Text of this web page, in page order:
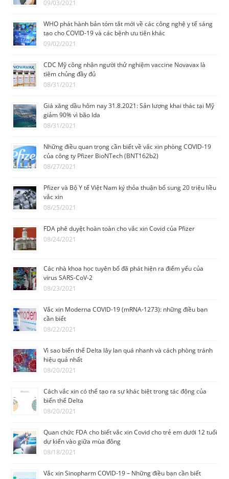
09/03/2021
WHO phát hành bản tóm tắt mới về các công nghệ y tế sáng
tạo cho COVID-19 và các bệnh ưu tiên khác
09/02/2021
CDC Mỹ công nhận người thử nghiệm vaccine Novavax là
tiêm chủng đầy đủ
08/31/2021
Giá xăng dầu hôm nay 31.8.2021: Sản lượng khai thác tại Mỹ
giảm 90% vì bão Ida
08/31/2021
Những điều quan trọng cần biết về vắc xin phòng COVID-19
của công ty Pfizer BioNTech (BNT162b2)
08/27/2021
Pfizer và Bộ Y tế Việt Nam ký thỏa thuận bổ sung 20 triệu liều
vắc xin
08/25/2021
FDA phê duyệt hoàn toàn cho vắc xin Covid của Pfizer
08/24/2021
Các nhà khoa học tuyêп bố đã phát hiện ra điểm yếu của
virus SARS-CoV-2
08/23/2021
Vắc xin Moderna COVID-19 (mRNA-1273): những điều bạn
cần biết
08/22/2021
Vì sao biến thể Delta lây lan quá nhanh và cách phòng tránh
hiệu quả nhất
08/20/2021
Cách vắc xin có thể tạo ra sự khác biệt trong tác động của
biến thể Delta
08/20/2021
Quan chức FDA cho biết vắc xin Covid cho trẻ em dưới 12 tuổi
dự kiến vào giữa mùa đông
08/18/2021
Vắc xin Sinopharm COVID-19 – Những điều bạn cần biết